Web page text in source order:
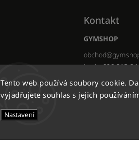
Tento web používá soubory cookie.
vyjadřujete souhlas s jejich
Nastavení
Kontakt
GYMSHOP
obchod@
Lucie 606 813
Facebook
Instagram